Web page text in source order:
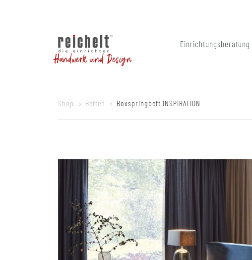
Handwerk und Design
Einrichtungsberatung
Shop Betten Boxspringbett INSPIRATION